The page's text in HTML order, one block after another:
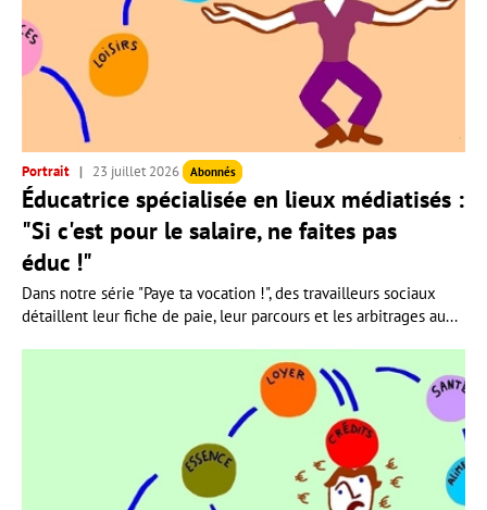
Portrait 23 juillet 2026 Abonnés
Éducatrice spécialisée en lieux médiatisés :
"Si c'est pour le salaire, ne faites pas
éduc !"
Dans notre série "Paye ta vocation !", des travailleurs sociaux
détaillent leur fiche de paie, leur parcours et les arbitrages au...